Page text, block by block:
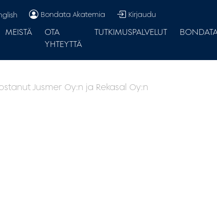
MEISTÄ
OTA
YHTEYTTÄ
TUTKIMUSPALVELUT
Bondata Akatemia Kirjaudu
Jusmer Oy:n ja Rekasal Oy:n